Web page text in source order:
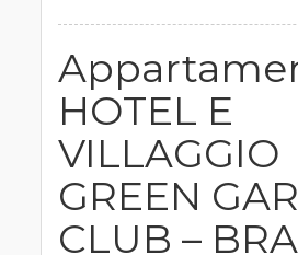
HOTEL E
VILLAGGIO
GREEN
CLUB –